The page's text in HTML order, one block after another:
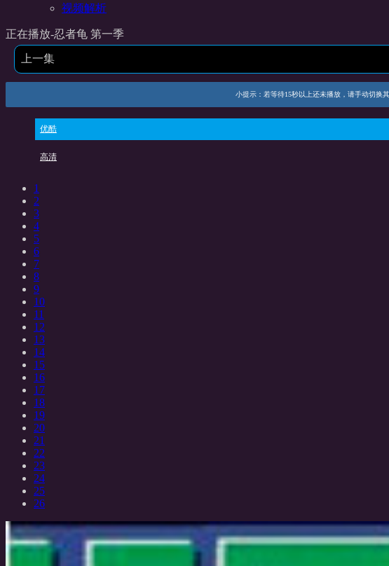
视频解析
正在播放-忍者龟 第一季
上一集
小提示：若等待15秒以上还未播放，请手动切换
优酷
高清
1
2
3
4
5
6
7
8
9
10
11
12
13
14
15
16
17
18
19
20
21
22
23
24
25
26